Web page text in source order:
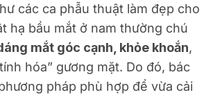
các ca phẫu thuật làm đẹp cho
hạ bầu mắt ở nam thường chú
mắt góc cạnh, khỏe khoắn,
hóa” gương mặt. Do đó, bác
pháp phù hợp để vừa cải